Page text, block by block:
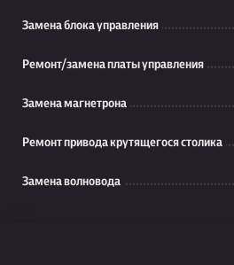
Замена блока управления
Ремонт/замена платы управления
Замена магнетрона
Ремонт привода крутящегося столика
Замена волновода